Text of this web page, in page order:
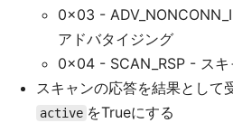
0x03 -
アドバタイジング
0x04 - SCAN_RSP - スキ
スキャンの応答を結果として
active をTrueにする